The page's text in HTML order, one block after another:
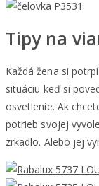
Tipy na
Každá žena si
situáciu keď si
osvetlenie. Ak
potrieb svojej
zrkadlo. Alebo jej